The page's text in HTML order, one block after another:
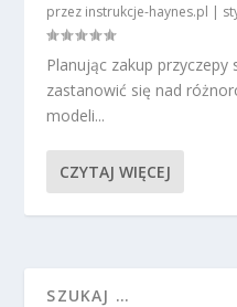
przez instrukcje-haynes.pl |
Planując zakup
zastanowić się nad
modeli...
CZYTAJ WIĘCEJ